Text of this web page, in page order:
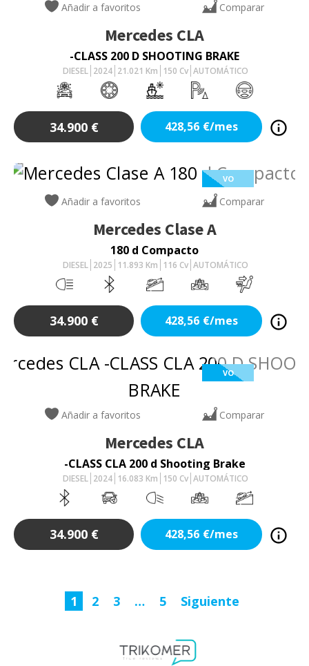
Añadir a favoritos Comparar
Mercedes CLA
-CLASS 200 D SHOOTING BRAKE
DIESEL 2024 21.021 Km 150 Cv AUTOMÁTICO
34.900 € 428,56 €/mes
VO
Añadir a favoritos Comparar
Mercedes Clase A
180 d Compacto
DIESEL 2025 11.893 Km 116 Cv AUTOMÁTICO
34.900 € 428,56 €/mes
VO
Añadir a favoritos Comparar
Mercedes CLA
-CLASS CLA 200 d Shooting Brake
DIESEL 2024 16.083 Km 150 Cv AUTOMÁTICO
34.900 € 428,56 €/mes
1 2 3 … 5 Siguiente